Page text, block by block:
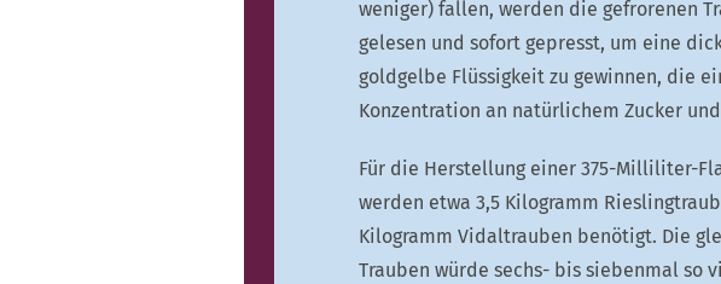
weniger) fallen, werden die gefrorenen
gelesen und sofort gepresst, um eine
goldgelbe Flüssigkeit zu gewinnen, die
Konzentration an natürlichem Zucker
Für die Herstellung einer 375-Milliliter-
werden etwa 3,5 Kilogramm
Kilogramm Vidaltrauben benötigt. Die
Trauben würde sechs- bis siebenmal so